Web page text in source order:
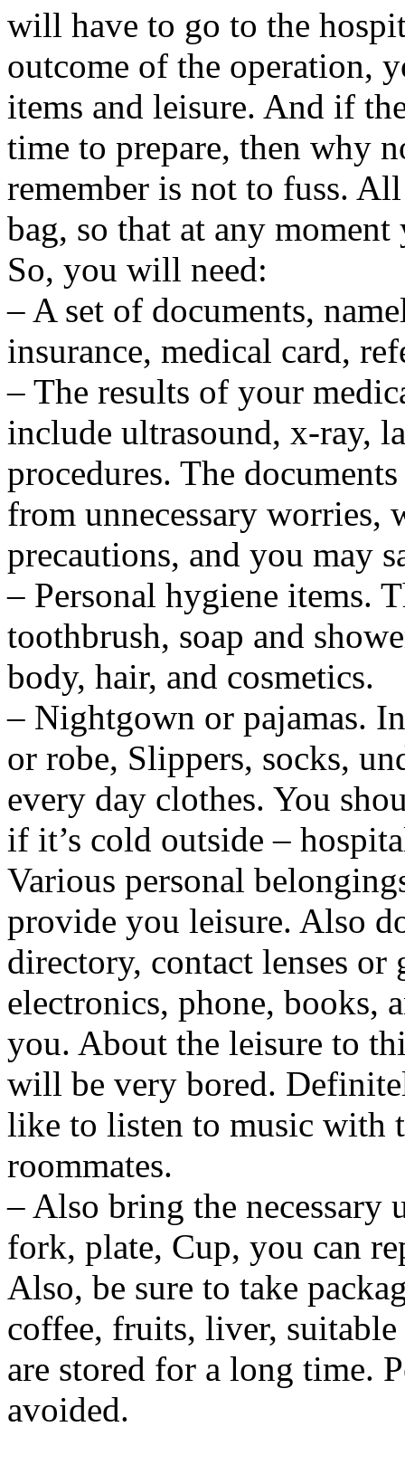
will have to go to the
outcome of the operation,
items and leisure. And if
time to prepare, then why
remember is not to fuss.
bag, so that at any
So, you will need:
– A set of documents,
insurance, medical card,
– The results of your
include ultrasound, x-ray,
procedures. The
from unnecessary
precautions, and you may
– Personal hygiene items.
toothbrush, soap and
body, hair, and cosmetics.
– Nightgown or pajamas.
or robe, Slippers, socks,
every day clothes. You
if it’s cold outside –
Various personal
provide you leisure. Also
directory, contact lenses or
electronics, phone, books,
you. About the leisure to
will be very bored.
like to listen to music with
roommates.
– Also bring the necessary
fork, plate, Cup, you can
Also, be sure to take
coffee, fruits, liver,
are stored for a long time.
avoided.